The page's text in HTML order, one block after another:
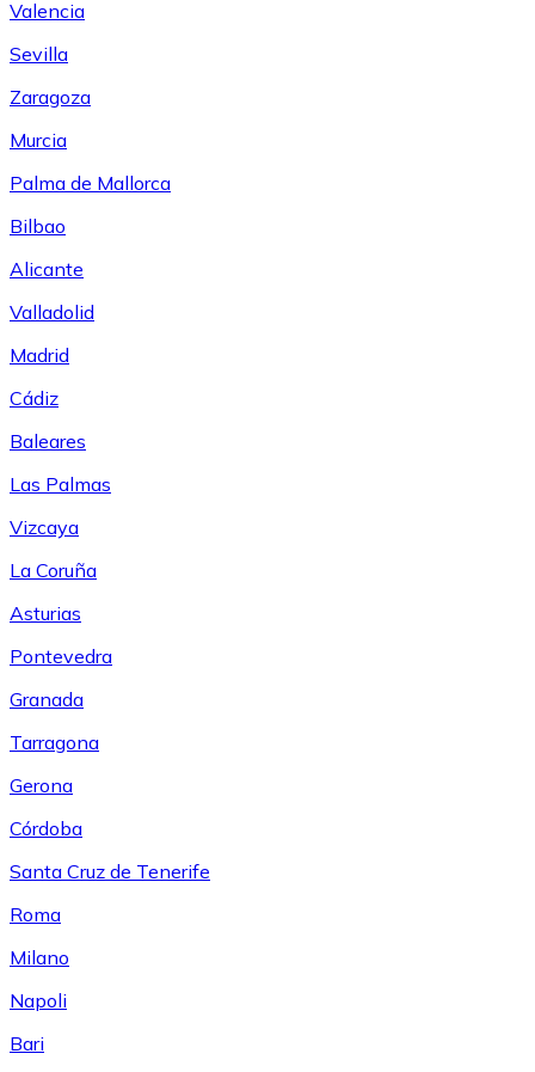
Valencia
Sevilla
Zaragoza
Murcia
Palma de Mallorca
Bilbao
Alicante
Valladolid
Madrid
Cádiz
Baleares
Las Palmas
Vizcaya
La Coruña
Asturias
Pontevedra
Granada
Tarragona
Gerona
Córdoba
Santa Cruz de Tenerife
Roma
Milano
Napoli
Bari